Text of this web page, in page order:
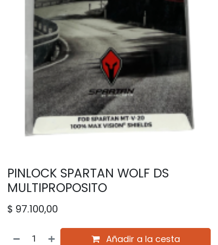
PINLOCK SPARTAN WOLF DS
MULTIPROPOSITO
$ 97.100,00
Añadir a la cesta